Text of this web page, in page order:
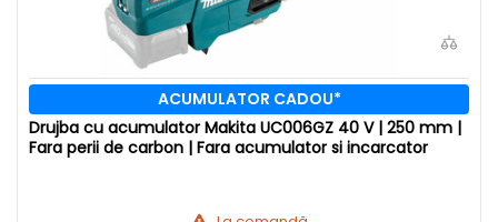
ACUMULATOR CADOU*
Drujba cu acumulator Makita UC006GZ 40 V | 250 mm |
Fara perii de carbon | Fara acumulator si incarcator